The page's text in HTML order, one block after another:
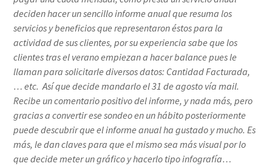
deciden hacer un sencillo informe anual que resuma los
servicios y beneficios que representaron éstos para la
actividad de sus clientes, por su experiencia sabe que los
clientes tras el verano empiezan a hacer balance pues le
llaman para solicitarle diversos datos: Cantidad Facturada,
… etc. Así que decide mandarlo el 31 de agosto vía mail.
Recibe un comentario positivo del informe, y nada más, pero
gracias a convertir ese sondeo en un hábito posteriormente
puede descubrir que el informe anual ha gustado y mucho. Es
más, le dan claves para que el mismo sea más visual por lo
que decide meter un gráfico y hacerlo tipo infografía…